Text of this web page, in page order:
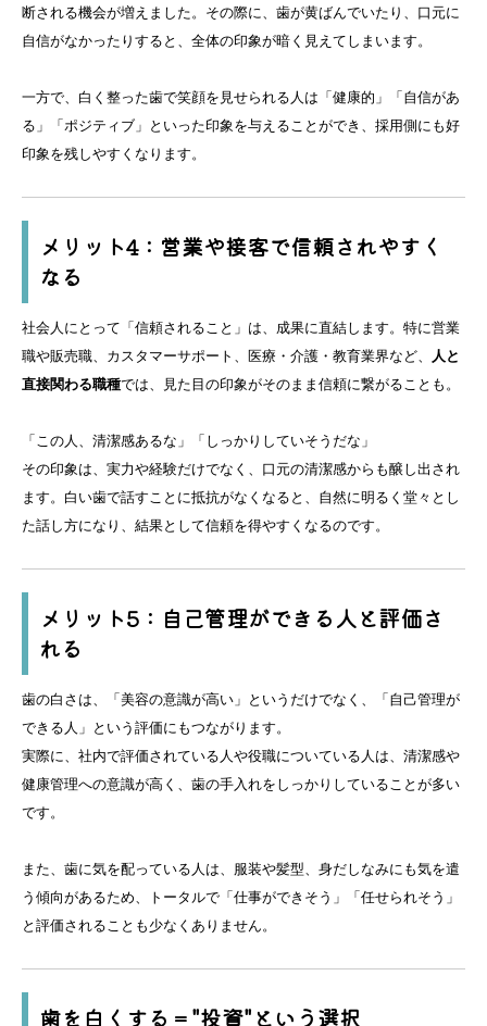
断される機会が増えました。その際に、歯が黄ばんでいたり、口元に
自信がなかったりすると、全体の印象が暗く見えてしまいます。
一方で、白く整った歯で笑顔を見せられる人は「健康的」「自信があ
る」「ポジティブ」といった印象を与えることができ、採用側にも好
印象を残しやすくなります。
メリット4：営業や接客で信頼されやすく
なる
社会人にとって「信頼されること」は、成果に直結します。特に営業
職や販売職、カスタマーサポート、医療・介護・教育業界など、 人と
直接関わる職種では、見た目の印象がそのまま信頼に繋がることも。
「この人、清潔感あるな」「しっかりしていそうだな」
その印象は、実力や経験だけでなく、口元の清潔感からも醸し出され
ます。白い歯で話すことに抵抗がなくなると、自然に明るく堂々とし
た話し方になり、結果として信頼を得やすくなるのです。
メリット5：自己管理ができる人と評価さ
れる
歯の白さは、「美容の意識が高い」というだけでなく、「自己管理が
できる人」という評価にもつながります。
実際に、社内で評価されている人や役職についている人は、清潔感や
健康管理への意識が高く、歯の手入れをしっかりしていることが多い
です。
また、歯に気を配っている人は、服装や髪型、身だしなみにも気を遣
う傾向があるため、トータルで「仕事ができそう」「任せられそう」
と評価されることも少なくありません。
歯を白くする＝"投資"という選択